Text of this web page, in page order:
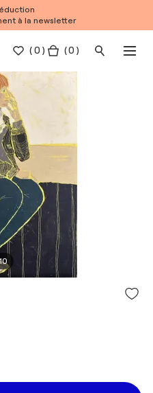
à la newsletter
(0 ) ( 0 )